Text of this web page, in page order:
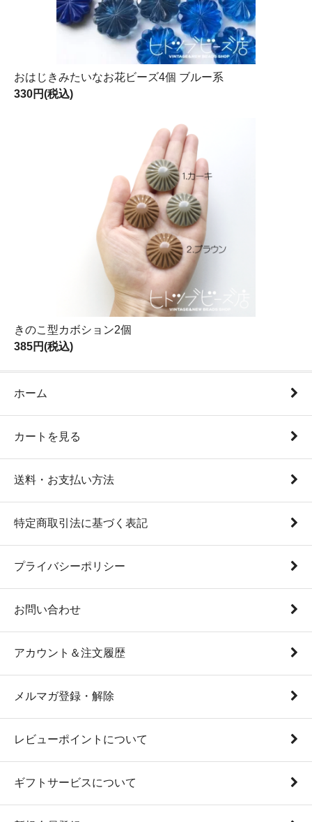
おはじきみたいなお花ビーズ4個 ブルー系
330円(税込)
きのこ型カボション2個
385円(税込)
ホーム
カートを見る
送料・お支払い方法
特定商取引法に基づく表記
プライバシーポリシー
お問い合わせ
アカウント＆注文履歴
メルマガ登録・解除
レビューポイントについて
ギフトサービスについて